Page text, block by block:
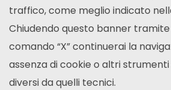
traffico, come meglio indicato
Chiudendo questo banner tramite
comando “X” continuerai la
assenza di cookie o altri
diversi da quelli tecnici.